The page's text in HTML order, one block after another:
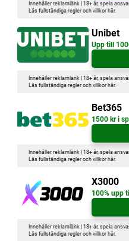
Innehåller reklamlänk | 18+ år, spela
Läs fullständiga regler och villkor här.
Unibet
Upp till
Innehåller reklamlänk | 18+ år, spela
Läs fullständiga regler och villkor här.
Bet365
1500 kr i
Innehåller reklamlänk | 18+ år, spela
Läs fullständiga regler och villkor här.
X3000
100% upp
Innehåller reklamlänk | 18+ år, spela
Läs fullständiga regler och villkor här.